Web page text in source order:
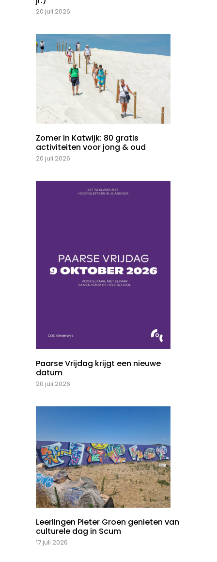
20 juli 2026
Zomer in Katwijk: 80 gratis
activiteiten voor jong & oud
20 juli 2026
Paarse Vrijdag krijgt een nieuwe
datum
20 juli 2026
Leerlingen Pieter Groen genieten van
culturele dag in Scum
17 juli 2026